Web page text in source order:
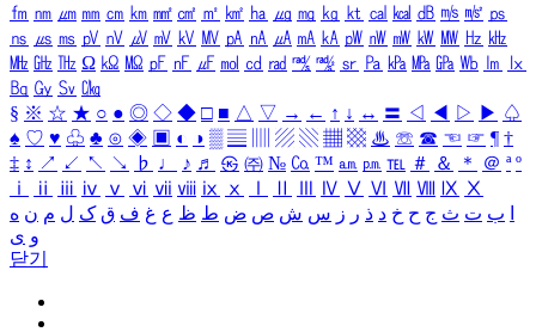
㎙ ㎚ ㎛ ㎜ ㎝ ㎞ ㎟ ㎠ ㎡ ㎢ ㏊ ㎍ ㎎ ㎏ ㏏ ㎈ ㎉ ㏈ ㎧ ㎨ ㎰
㎱ ㎲ ㎳ ㎴ ㎵ ㎶ ㎷ ㎸ ㎹ ㎀ ㎁ ㎂ ㎃ ㎄ ㎺ ㎻ ㎽ ㎾ ㎿ ㎐ ㎑
㎒ ㎓ ㎔ Ω ㏀ ㏁ ㎊ ㎋ ㎌ ㏖ ㏅ ㎭ ㎮ ㎯ ㏛ ㎩ ㎪ ㎫ ㎬ ㏝ ㏐
㏓
㏃ ㏉ ㏜ ㏆
§ ※ ☆ ★ ○ ● ◎ ◇ ◆ □ ■ △ ▽ → ← ↑ ↓ ↔ 〓 ◁ ◀ ▷ ▶ ♤
♠ ♡ ♥ ♧ ♣ ⊙ ◈ ▣ ◐ ◑ ▒ ▤ ▨ ▧ ▦ ▩ ♨ ☏ ☎ ☜ ☞ ¶ †
‡ ↕ ↗ ↙ ↖ ↘ ♭ ♩ ♪ ♬ ㉿ ㈜ № ㏇ ™ ㏂ ㏘ ℡ ＃ ＆ ＊ ＠ ª º
ⅰ
ⅱ ⅲ ⅳ ⅴ ⅵ ⅶ ⅷ ⅸ ⅹ Ⅳ Ⅴ Ⅵ Ⅶ Ⅷ Ⅸ Ⅹ
ب ت ث ج ح خ د ذ ر ز س ش ص ض ط ظ ع غ ف ق ک ل م ن ه
و ی
닫기